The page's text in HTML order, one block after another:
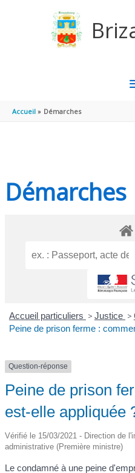
Accueil Démarches
Démarches
Accueil particuliers > Justice >
Peine de prison ferme :
Question-réponse
Peine de prison
est-elle appliquée
Vérifié le 15/03/2021 - Direction de
administrative (Première ministre)
Le condamné à une peine